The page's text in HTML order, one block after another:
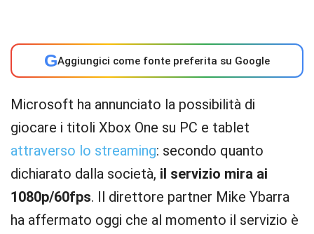
GAggiungici come fonte preferita su Google
Microsoft ha annunciato la possibilità di
giocare i titoli Xbox One su PC e tablet
attraverso lo streaming: secondo quanto
dichiarato dalla società, il servizio mira ai
1080p/60fps. Il direttore partner Mike Ybarra
ha affermato oggi che al momento il servizio è